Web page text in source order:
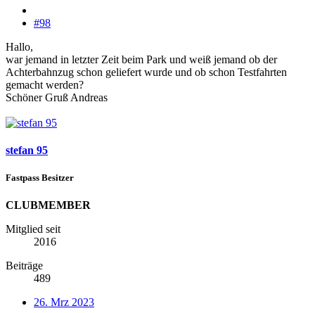
#98
Hallo,
war jemand in letzter Zeit beim Park und weiß jemand ob der
Achterbahnzug schon geliefert wurde und ob schon Testfahrten
gemacht werden?
Schöner Gruß Andreas
stefan 95
Fastpass Besitzer
CLUBMEMBER
Mitglied seit
2016
Beiträge
489
26. Mrz 2023